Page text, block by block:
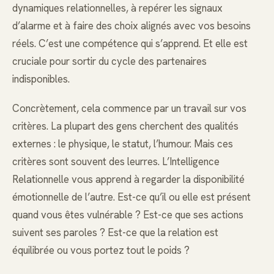
dynamiques relationnelles, à repérer les signaux
d’alarme et à faire des choix alignés avec vos besoins
réels. C’est une compétence qui s’apprend. Et elle est
cruciale pour sortir du cycle des partenaires
indisponibles.
Concrètement, cela commence par un travail sur vos
critères. La plupart des gens cherchent des qualités
externes : le physique, le statut, l’humour. Mais ces
critères sont souvent des leurres. L’Intelligence
Relationnelle vous apprend à regarder la disponibilité
émotionnelle de l’autre. Est-ce qu’il ou elle est présent
quand vous êtes vulnérable ? Est-ce que ses actions
suivent ses paroles ? Est-ce que la relation est
équilibrée ou vous portez tout le poids ?